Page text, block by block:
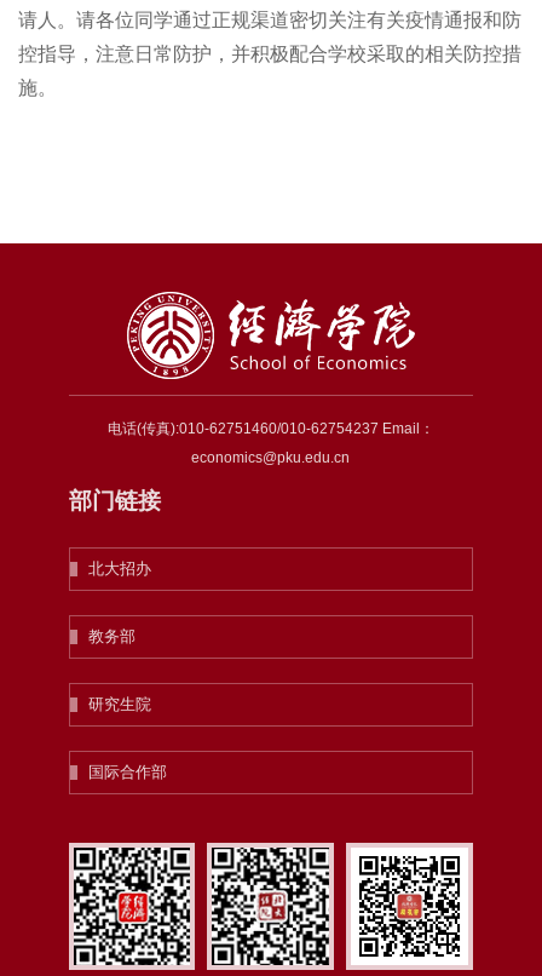
请人。请各位同学通过正规渠道密切关注有关疫情通报和防
控指导，注意日常防护，并积极配合学校采取的相关防控措
施。
电话(传真):010-62751460/010-62754237 Email：
economics@pku.edu.cn
部门链接
北大招办
教务部
研究生院
国际合作部